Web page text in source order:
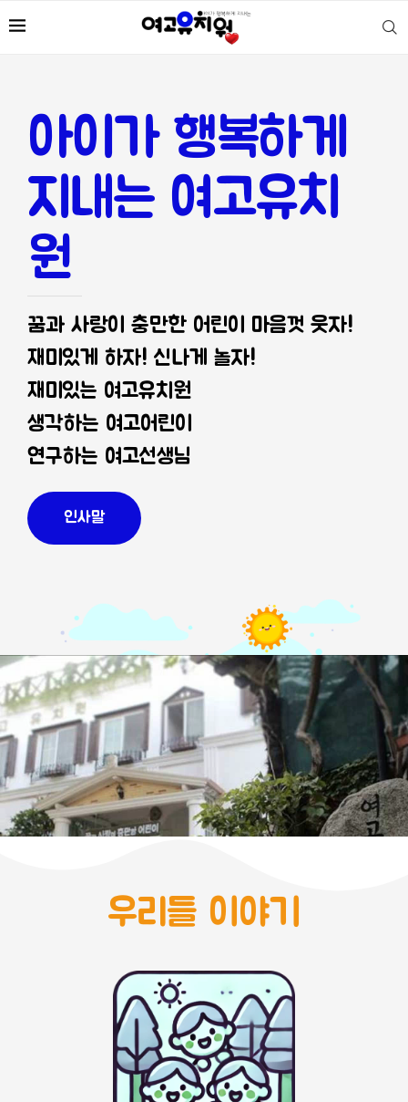
아이가 행복하게
지내는 여고유치
원
꿈과 사랑이 충만한 어린이 마음껏 웃자!
재미있게 하자! 신나게 놀자!
재미있는 여고유치원
생각하는 여고어린이
연구하는 여고선생님
인사말
우리들 이야기